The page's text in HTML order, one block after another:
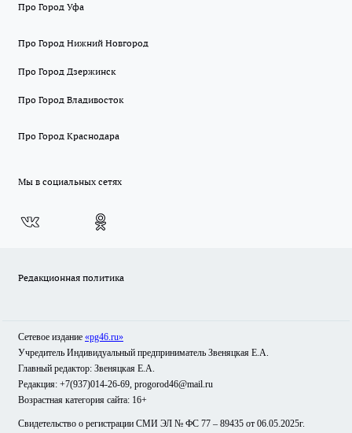
Про Город Уфа
Про Город Нижний Новгород
Про Город Дзержинск
Про Город Владивосток
Про Город Краснодара
Мы в социальных сетях
Редакционная политика
Сетевое издание «pg46.ru»
Учредитель Индивидуальный предприниматель Звеняцкая Е.А.
Главный редактор: Звеняцкая Е.А.
Редакция: +7(937)014-26-69, progorod46@mail.ru
Возрастная категория сайта: 16+
Свидетельство о регистрации СМИ ЭЛ № ФС 77 – 89435 от 06.05.2025г.